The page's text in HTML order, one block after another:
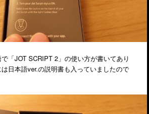
「JOT SCRIPT 2」の使い方が書いてあり
日本語ver.の説明書も入っていましたので